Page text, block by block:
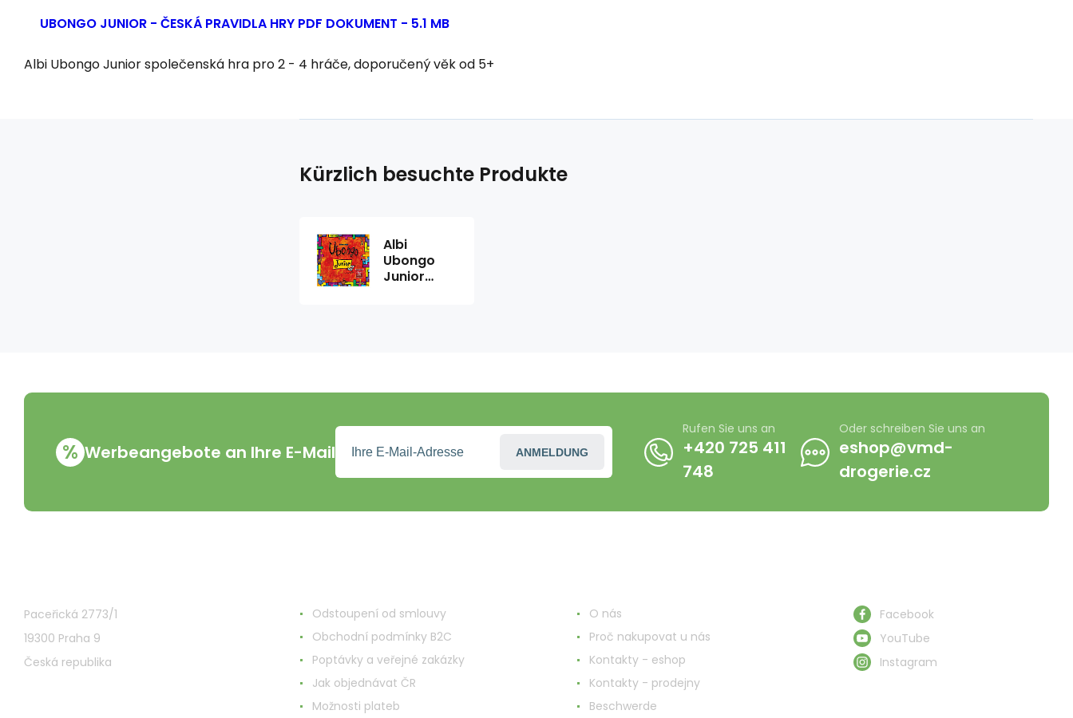
UBONGO JUNIOR - ČESKÁ PRAVIDLA HRY PDF DOKUMENT - 5.1 MB
Albi Ubongo Junior společenská hra pro 2 - 4 hráče, doporučený věk od 5+
Kürzlich besuchte Produkte
Albi
Ubongo
Junior
% Werbeangebote an Ihre E-Mail ANMELDUNG
Rufen Sie uns an
+420 725 411
748
Oder schreiben Sie uns an
eshop@vmd-
drogerie.cz
Paceřická 2773/1
19300 Praha 9
Česká republika
Odstoupení od smlouvy
Obchodní podmínky B2C
Poptávky a veřejné zakázky
Jak objednávat ČR
Možnosti plateb
O nás
Proč nakupovat u nás
Kontakty - eshop
Kontakty - prodejny
Beschwerde
Facebook
YouTube
Instagram